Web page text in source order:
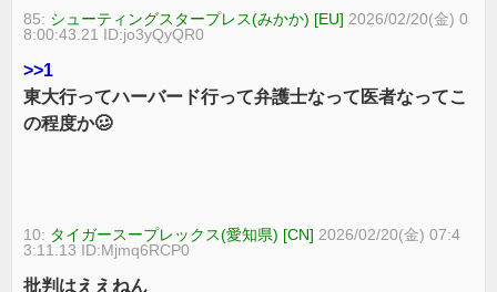
85: シューティングスタープレス(みかか) [EU] 2026/02/20(金) 0
8:00:43.21 ID:jo3yQyQR0
>>1
東大行ってハーバード行って弁護士なって医者なってこ
の程度か🥴
10: タイガースープレックス(愛知県) [CN] 2026/02/20(金) 07:4
3:11.13 ID:Mjmq6RCP0
批判はええねん